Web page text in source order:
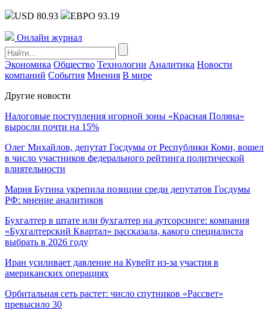
USD 80.93 ЕВРО 93.19
Онлайн журнал
Экономика Общество Технологии Аналитика Новости
компаний События Мнения В мире
Другие новости
Налоговые поступления игорной зоны «Красная Поляна»
выросли почти на 15%
Олег Михайлов, депутат Госдумы от Республики Коми, вошел
в число участников федерального рейтинга политической
влиятельности
Мария Бутина укрепила позиции среди депутатов Госдумы
РФ: мнение аналитиков
Бухгалтер в штате или бухгалтер на аутсорсинге: компания
«Бухгалтерский Квартал» рассказала, какого специалиста
выбрать в 2026 году
Иран усиливает давление на Кувейт из-за участия в
американских операциях
Орбитальная сеть растет: число спутников «Рассвет»
превысило 30